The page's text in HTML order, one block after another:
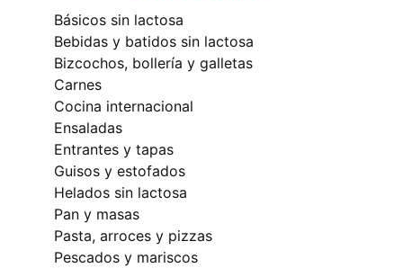
básicos sin lactosa
bebidas y batidos sin lactosa
bizcochos, bollería y galletas
carnes
cocina internacional
ensaladas
entrantes y tapas
guisos y estofados
helados sin lactosa
pan y masas
pasta, arroces y pizzas
pescados y mariscos